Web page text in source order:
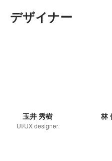
デザイナー
玉井 秀樹
UI/UX designer
林